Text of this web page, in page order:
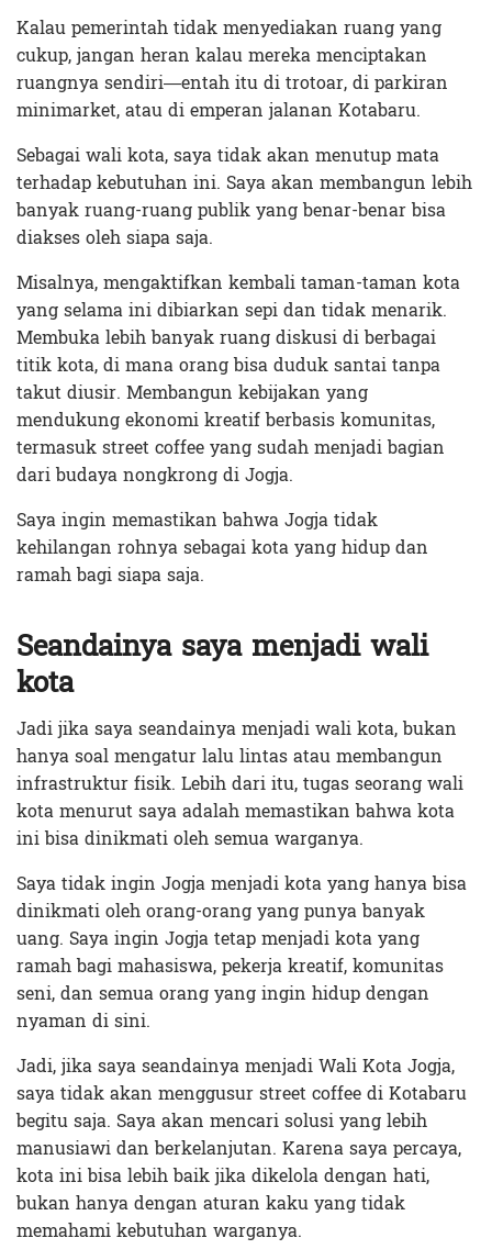
Kalau pemerintah tidak menyediakan ruang yang
cukup, jangan heran kalau mereka menciptakan
ruangnya sendiri—entah itu di trotoar, di parkiran
minimarket, atau di emperan jalanan Kotabaru.
Sebagai wali kota, saya tidak akan menutup mata
terhadap kebutuhan ini. Saya akan membangun lebih
banyak ruang-ruang publik yang benar-benar bisa
diakses oleh siapa saja.
Misalnya, mengaktifkan kembali taman-taman kota
yang selama ini dibiarkan sepi dan tidak menarik.
Membuka lebih banyak ruang diskusi di berbagai
titik kota, di mana orang bisa duduk santai tanpa
takut diusir. Membangun kebijakan yang
mendukung ekonomi kreatif berbasis komunitas,
termasuk street coffee yang sudah menjadi bagian
dari budaya nongkrong di Jogja.
Saya ingin memastikan bahwa Jogja tidak
kehilangan rohnya sebagai kota yang hidup dan
ramah bagi siapa saja.
Seandainya saya menjadi wali
kota
Jadi jika saya seandainya menjadi wali kota, bukan
hanya soal mengatur lalu lintas atau membangun
infrastruktur fisik. Lebih dari itu, tugas seorang wali
kota menurut saya adalah memastikan bahwa kota
ini bisa dinikmati oleh semua warganya.
Saya tidak ingin Jogja menjadi kota yang hanya bisa
dinikmati oleh orang-orang yang punya banyak
uang. Saya ingin Jogja tetap menjadi kota yang
ramah bagi mahasiswa, pekerja kreatif, komunitas
seni, dan semua orang yang ingin hidup dengan
nyaman di sini.
Jadi, jika saya seandainya menjadi Wali Kota Jogja,
saya tidak akan menggusur street coffee di Kotabaru
begitu saja. Saya akan mencari solusi yang lebih
manusiawi dan berkelanjutan. Karena saya percaya,
kota ini bisa lebih baik jika dikelola dengan hati,
bukan hanya dengan aturan kaku yang tidak
memahami kebutuhan warganya.